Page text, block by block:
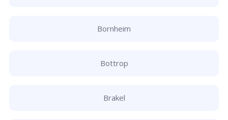
Bornheim
Bottrop
Brakel